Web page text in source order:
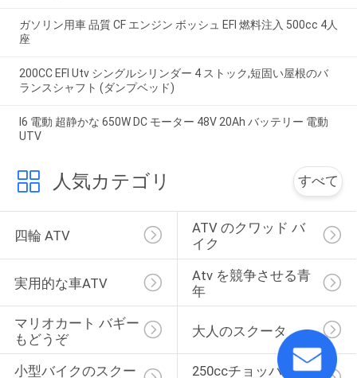
ガソリン用車 品質 CF エンジン ボッシュ EFI 燃料注入 500cc 4人
座
200CC EFI Utv シングルシリンダー 4 ストック,短固い屋根のバ
ランスシャフト (ダンプベッド)
I6 電動 超静かな 650W DC モーター 48V 20Ah バッテリー 電動
UTV
人気カテゴリ すべて
四輪 ATV
ATV のクワッド バ
イク
実用的な車ATV
Atv を競争させる青
年
マリオカート バギー
もどうぞ
大人のスクータ
小型バイクのスクー 250ccチョッパーの